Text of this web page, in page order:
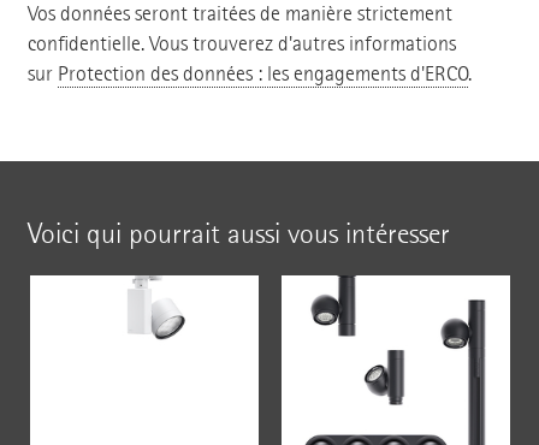
Vos données seront traitées de manière strictement
confidentielle. Vous trouverez d'autres informations
sur Protection des données : les engagements d'ERCO.
Voici qui pourrait aussi vous intéresser